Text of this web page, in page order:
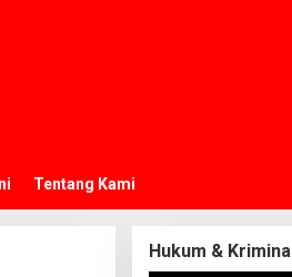
Tentang Kami
Hukum & Kriminal